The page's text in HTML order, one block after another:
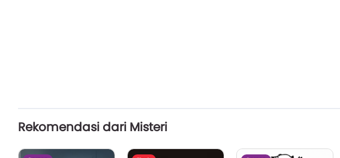
Rekomendasi dari Misteri